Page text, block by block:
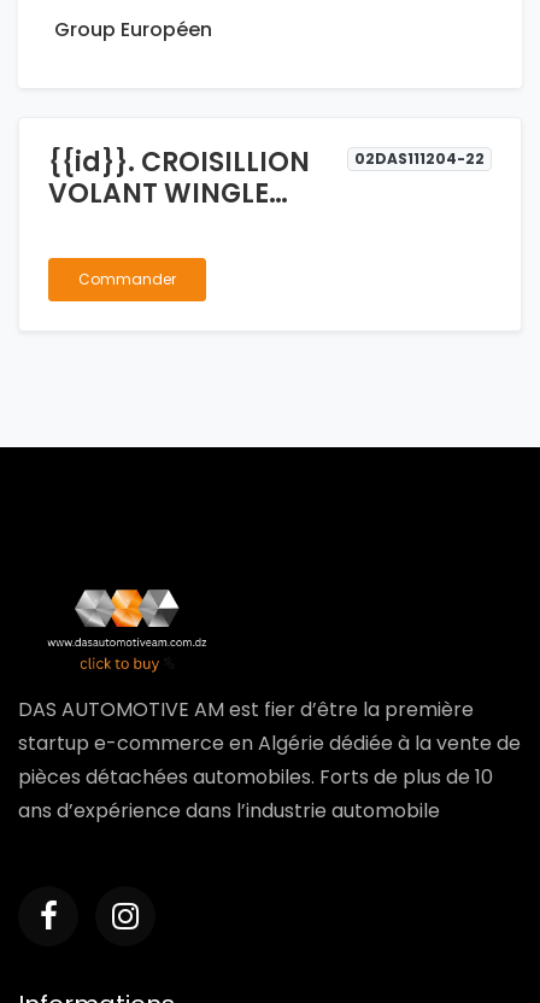
Group Européen
{{id}}. CROISILLION
VOLANT WINGLE
P00-B1/B2
02DAS111204-22
Commander
DAS AUTOMOTIVE AM est fier d’être la première
startup e-commerce en Algérie dédiée à la vente de
pièces détachées automobiles. Forts de plus de 10
ans d’expérience dans l’industrie automobile